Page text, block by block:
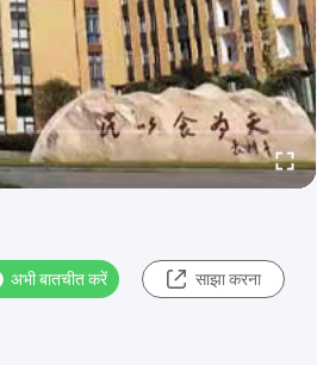
अभी बातचीत करें साझा करना